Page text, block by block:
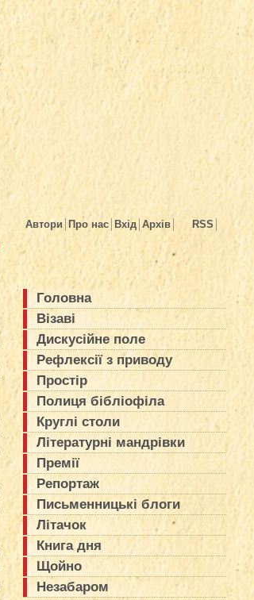
Автори Про нас Вхід Архів RSS
Головна
Візаві
Дискусійне поле
Рефлексії з приводу
Простір
Полиця бібліофіла
Круглі столи
Літературні мандрівки
Премії
Репортаж
Письменницькі блоги
Літачок
Книга дня
Щойно
Незабаром